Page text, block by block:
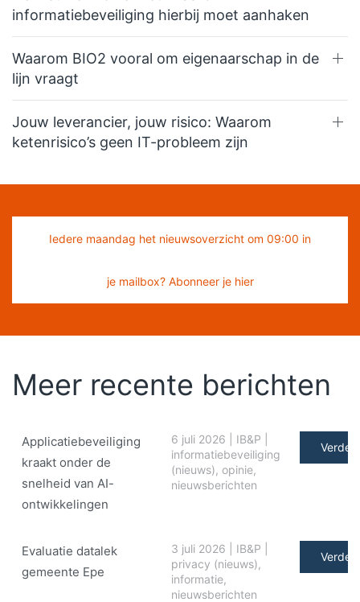
informatiebeveiliging hierbij moet aanhaken
Waarom BIO2 vooral om eigenaarschap in de
lijn vraagt
Jouw leverancier, jouw risico: Waarom
ketenrisico’s geen IT-probleem zijn
Iedere maandag het nieuwsoverzicht om 09:00 in
je mailbox? Abonneer je hier
Meer recente berichten
Applicatiebeveiliging
kraakt onder de
snelheid van AI-
ontwikkelingen
6 juli 2026 IB&P
informatiebeveiliging
(nieuws), opinie,
nieuwsberichten
Verder
Evaluatie datalek
gemeente Epe
3 juli 2026 IB&P
privacy (nieuws),
informatie,
nieuwsberichten
Verder